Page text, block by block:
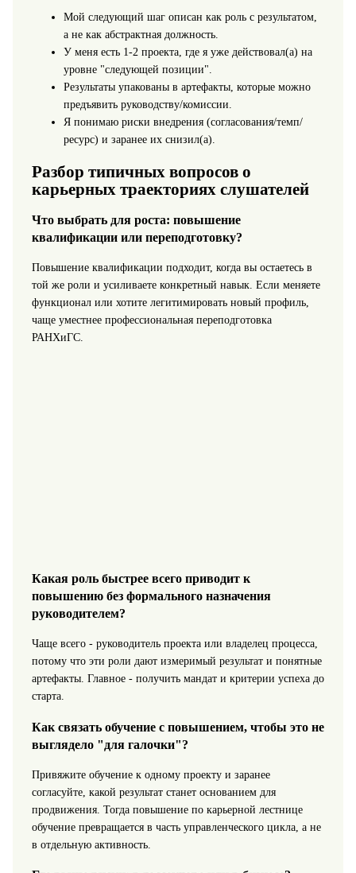
Мой следующий шаг описан как роль с результатом,
а не как абстрактная должность.
У меня есть 1-2 проекта, где я уже действовал(а) на
уровне "следующей позиции".
Результаты упакованы в артефакты, которые можно
предъявить руководству/комиссии.
Я понимаю риски внедрения (согласования/темп/
ресурс) и заранее их снизил(а).
Разбор типичных вопросов о
карьерных траекториях слушателей
Что выбрать для роста: повышение
квалификации или переподготовку?
Повышение квалификации подходит, когда вы остаетесь в
той же роли и усиливаете конкретный навык. Если меняете
функционал или хотите легитимировать новый профиль,
чаще уместнее профессиональная переподготовка
РАНХиГС.
Какая роль быстрее всего приводит к
повышению без формального назначения
руководителем?
Чаще всего - руководитель проекта или владелец процесса,
потому что эти роли дают измеримый результат и понятные
артефакты. Главное - получить мандат и критерии успеха до
старта.
Как связать обучение с повышением, чтобы это не
выглядело "для галочки"?
Привяжите обучение к одному проекту и заранее
согласуйте, какой результат станет основанием для
продвижения. Тогда повышение по карьерной лестнице
обучение превращается в часть управленческого цикла, а не
в отдельную активность.